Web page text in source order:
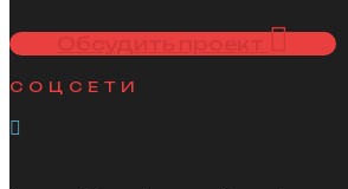
Обсудить проект
СОЦСЕТИ